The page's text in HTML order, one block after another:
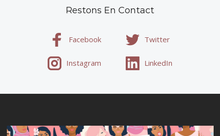
Restons En Contact
Facebook Twitter
Instagram LinkedIn